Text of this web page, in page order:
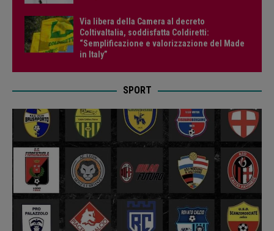
Via libera della Camera al decreto
ColtivaItalia, soddisfatta Coldiretti:
“Semplificazione e valorizzazione del Made
in Italy”
SPORT